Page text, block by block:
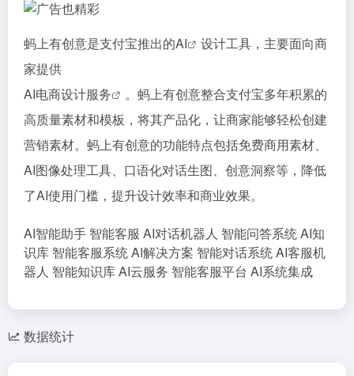
蚂上有创意是支付宝推出的AI
设计工具，主要面向商
家提供
AI电商设计服务
。蚂上有创意整合支付宝多年积累的
高质量素材和模板，将其产品化，让商家能够轻松创建
营销素材。蚂上有创意的功能特点包括免费商用素材、
AI图像处理工具、口语化对话生图、创意洞察等，降低
了AI使用门槛，提升设计效率和商业效果。
AI智能助手 智能客服 AI对话机器人 智能问答系统AI知
识库 智能客服系统AI解决方案 智能对话系统AI客服机
器人 智能知识库AI云服务 智能客服平台 AI系统集成
数据统计